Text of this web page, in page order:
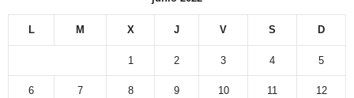
L M X J V S D
1 2 3 4 5
6 7 8 9 10 11 12